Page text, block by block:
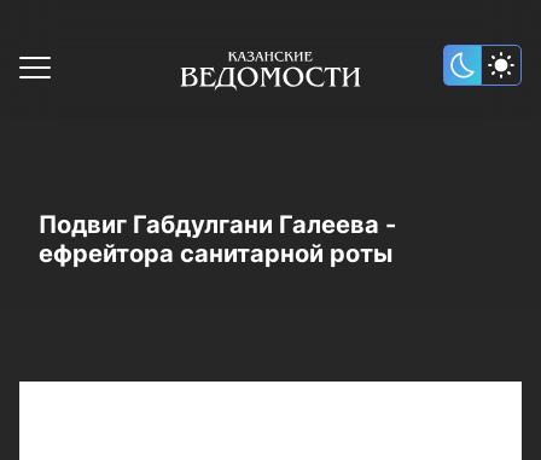
Подвиг Габдулгани Галеева -
ефрейтора санитарной роты